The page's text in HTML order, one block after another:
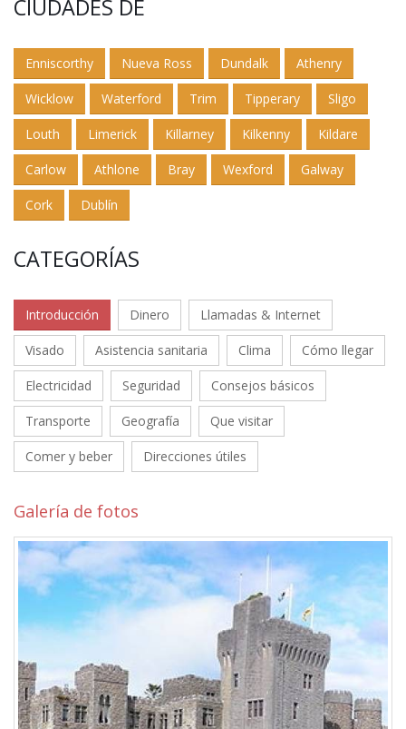
CIUDADES DE
Enniscorthy Nueva Ross Dundalk Athenry
Wicklow Waterford Trim Tipperary Sligo
Louth Limerick Killarney Kilkenny Kildare
Carlow Athlone Bray Wexford Galway
Cork Dublín
CATEGORÍAS
Introducción Dinero Llamadas & Internet
Visado Asistencia sanitaria Clima Cómo llegar
Electricidad Seguridad Consejos básicos
Transporte Geografía Que visitar
Comer y beber Direcciones útiles
Galería de fotos